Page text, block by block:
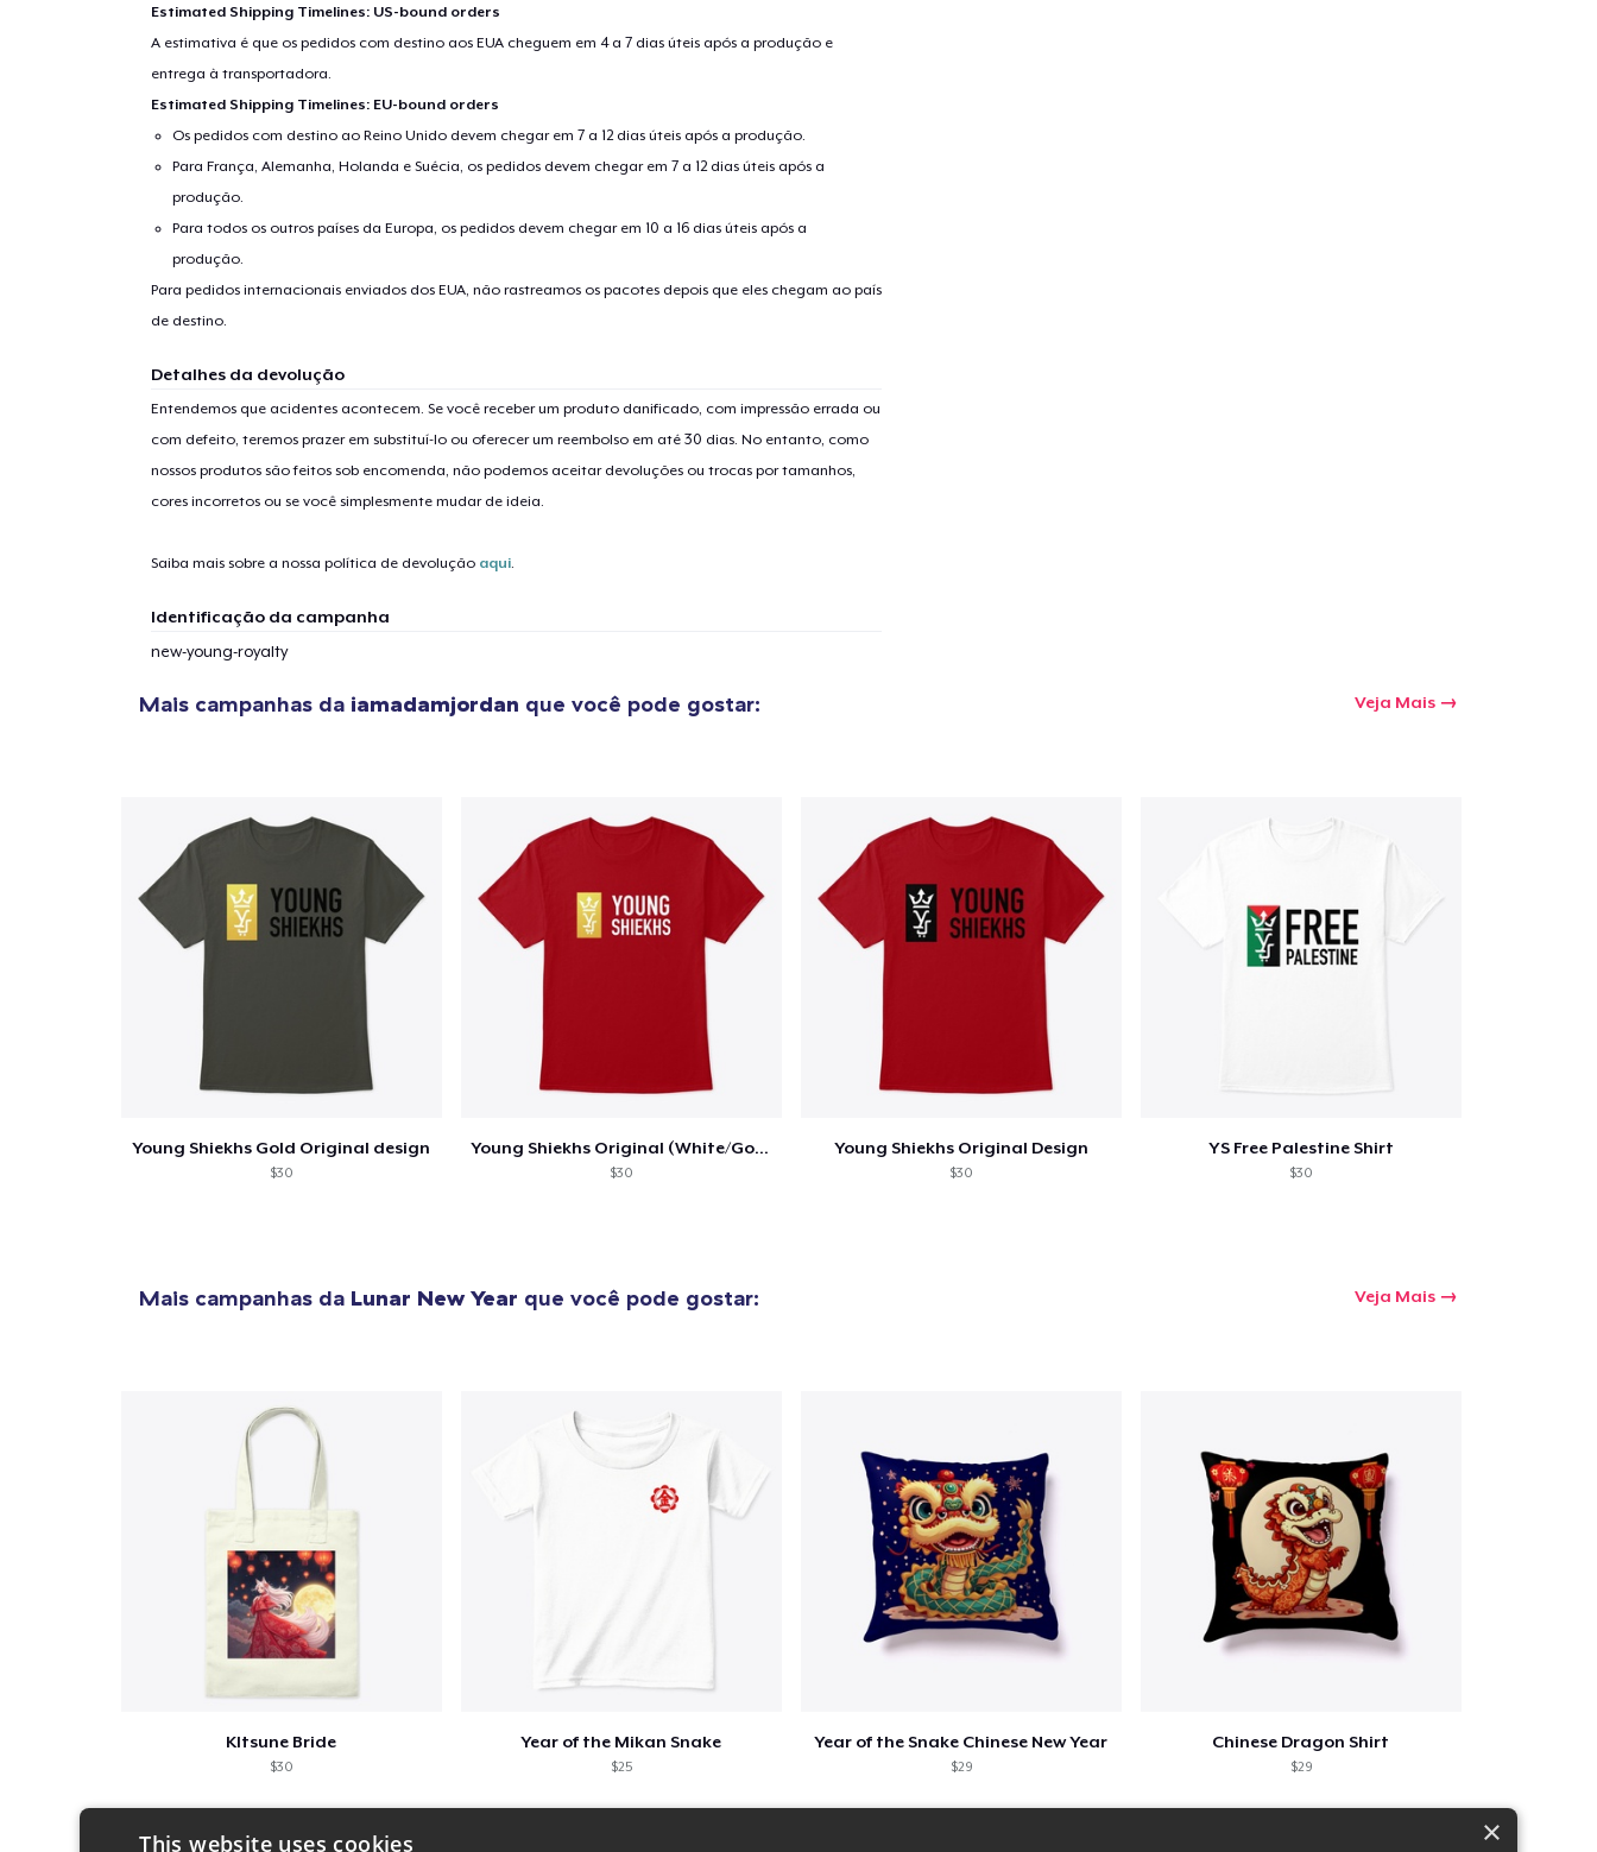
Estimated Shipping Timelines: US-bound orders
A estimativa é que os pedidos com destino aos EUA cheguem em 4 a 7 dias úteis após a produção e
entrega à transportadora.
Estimated Shipping Timelines: EU-bound orders
Os pedidos com destino ao Reino Unido devem chegar em 7 a 12 dias úteis após a produção.
Para França, Alemanha, Holanda e Suécia, os pedidos devem chegar em 7 a 12 dias úteis após a
produção.
Para todos os outros países da Europa, os pedidos devem chegar em 10 a 16 dias úteis após a
produção.
Para pedidos internacionais enviados dos EUA, não rastreamos os pacotes depois que eles chegam ao país
de destino.
Detalhes da devolução
Entendemos que acidentes acontecem. Se você receber um produto danificado, com impressão errada ou
com defeito, teremos prazer em substituí-lo ou oferecer um reembolso em até 30 dias. No entanto, como
nossos produtos são feitos sob encomenda, não podemos aceitar devoluções ou trocas por tamanhos,
cores incorretos ou se você simplesmente mudar de ideia.
Saiba mais sobre a nossa política de devolução aqui.
Identificação da campanha
new-young-royalty
Mais campanhas da iamadamjordan que você pode gostar: Veja Mais
Young Shiekhs Gold Original design
$30
Young Shiekhs Original (White/Gold)
$30
Young Shiekhs Original Design
$30
YS Free Palestine Shirt
$30
Mais campanhas da Lunar New Year que você pode gostar: Veja Mais
KItsune Bride
$30
Year of the Mikan Snake
$25
Year of the Snake Chinese New Year
$29
Chinese Dragon Shirt
$29
1artigo adicionado ao Carrinho
US$ 30,00
×
This website uses cookies